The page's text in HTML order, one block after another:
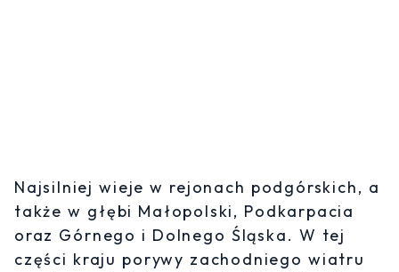
Najsilniej wieje w rejonach podgórskich, a
także w głębi Małopolski, Podkarpacia
oraz Górnego i Dolnego Śląska. W tej
części kraju porywy zachodniego wiatru